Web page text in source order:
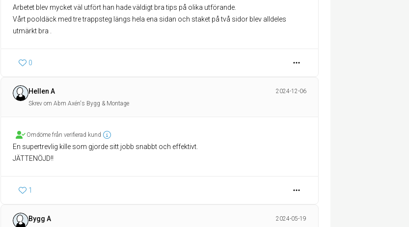
Arbetet blev mycket väl utfört han hade väldigt bra tips på olika utförande.
Vårt pooldäck med tre trappsteg längs hela ena sidan och staket på två sidor blev alldeles
utmärkt bra .
0
Hellen A
2024-12-06
Skrev om Abm Axén's Bygg & Montage
Omdöme från verifierad kund
En supertrevlig kille som gjorde sitt jobb snabbt och effektivt.
JÄTTENÖJD!!
1
Bygg A
2024-05-19